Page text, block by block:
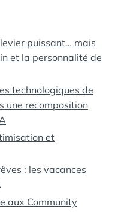
puissant… mais
et la personnalité de
technologiques de
une recomposition
et
: les vacances
aux Community